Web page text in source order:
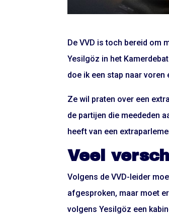
De VVD is toch bereid om
Yesilgöz in het
doe ik een stap naar voren
Ze wil praten over een
de partijen die meededen
heeft van een
Veel
Volgens de VVD-leider
afgesproken, maar moet
volgens Yesilgöz een